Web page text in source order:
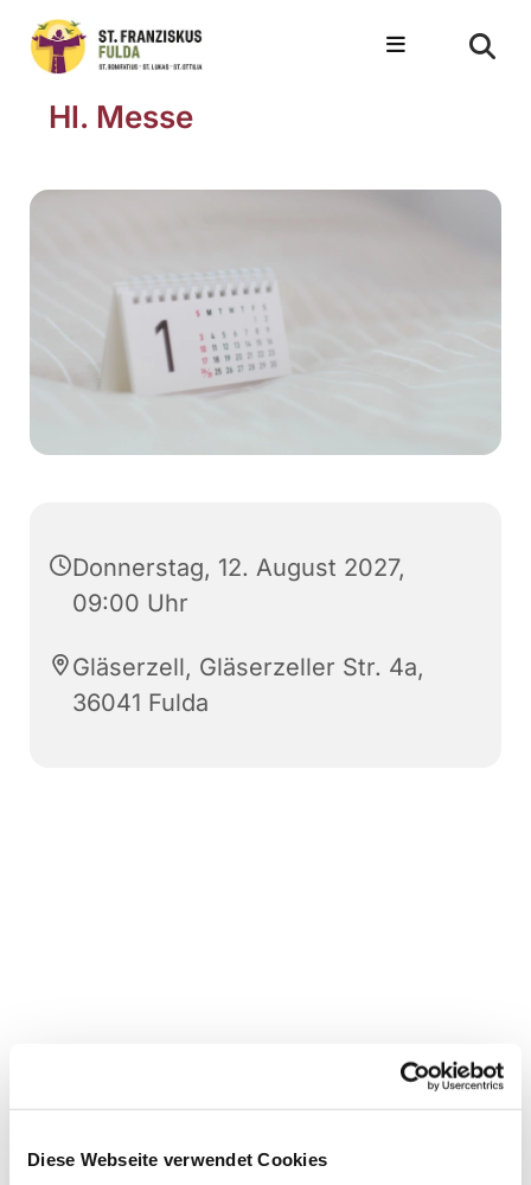
Diese Webseite verwendet Cookies
Hl. Messe
Donnerstag, 12. August 2027,
09:00 Uhr
Gläserzell, Gläserzeller Str. 4a,
36041 Fulda